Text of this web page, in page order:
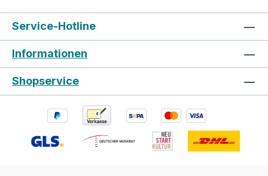
Service-Hotline
Informationen
Shopservice